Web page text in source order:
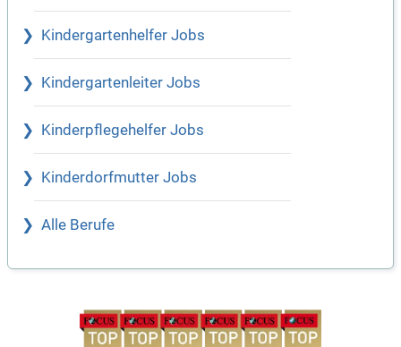
Kindergartenhelfer Jobs
Kindergartenleiter Jobs
Kinderpflegehelfer Jobs
Kinderdorfmutter Jobs
Alle Berufe